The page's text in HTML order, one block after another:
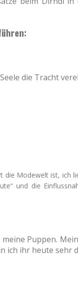
die Tracht
die Modewelt ist, ich
und die
Puppen.
ich ihr heute sehr